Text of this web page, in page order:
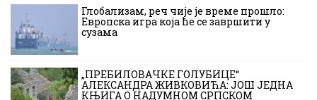
Глобализам, реч чије је време прошло:
Европска игра која ће се завршити у
сузама
„ПРЕБИЛОВАЧКЕ ГОЛУБИЦЕ“
АЛЕКСАНДРА ЖИВКОВИЋА: ЈОШ ЈЕДНА
КЊИГА О НАДУМНОМ СРПСКОМ